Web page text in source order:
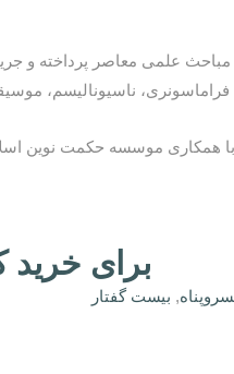
علمی معاصر پرداخته
ناسیونالیسم،
در ۵۶۰ صفحه در قطع رقعی روانه بازار
برای خرید
, بیست گفتار